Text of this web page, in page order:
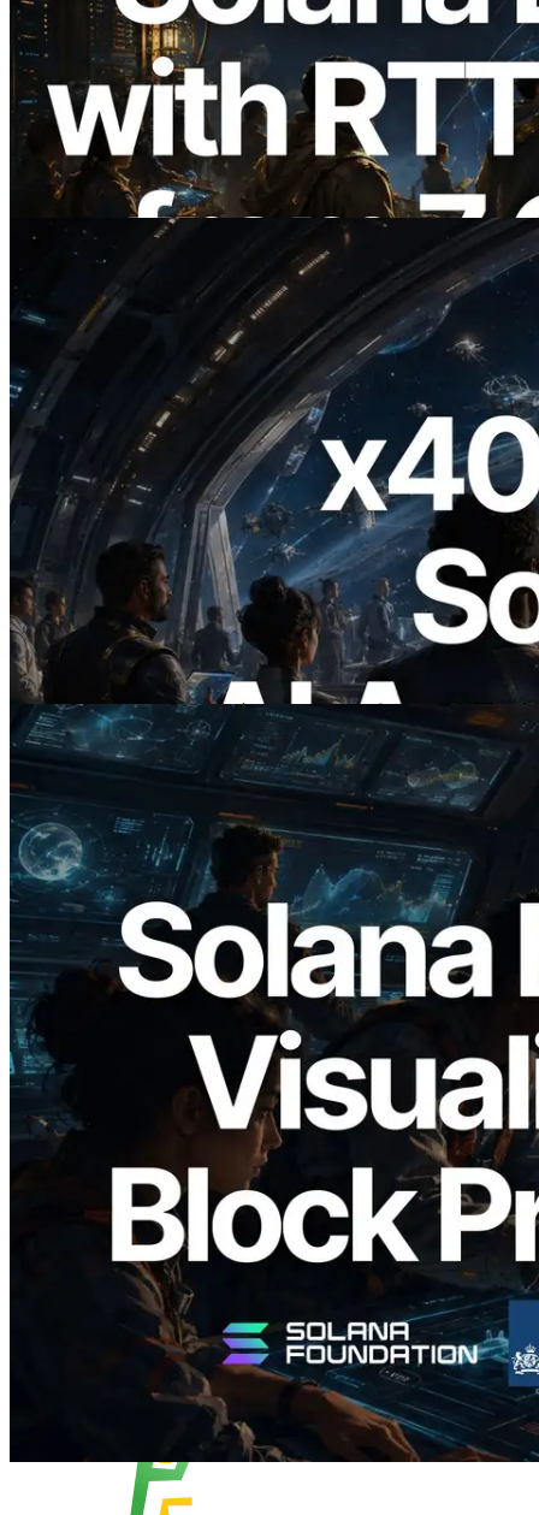
2026.08.05
ERPC, Solana Leader Slot API를 전 세계
7개 리전 ping 측정으로 확장 —
Validators Information API도 공개
이 글 읽기
2026.07.04
ERPC, x402 지원 Solana RPC 공개 — AI
에이전트가 필요한 API에 온디맨드로 결
제하는 시대
이 글 읽기
2026.05.24
Validators Solutions, Solana 블록 애널라
이저 공개 — slot 단위 블록 생성 시간과
담당 검증자 시각화